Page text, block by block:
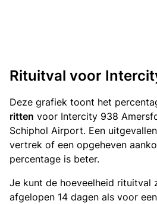
Rituitval voor
Deze grafiek toont het
ritten voor Intercity 938
Schiphol Airport. Een
vertrek of een opgeheven
percentage is beter.
Je kunt de hoeveelheid rituitval
afgelopen 14 dagen als voor